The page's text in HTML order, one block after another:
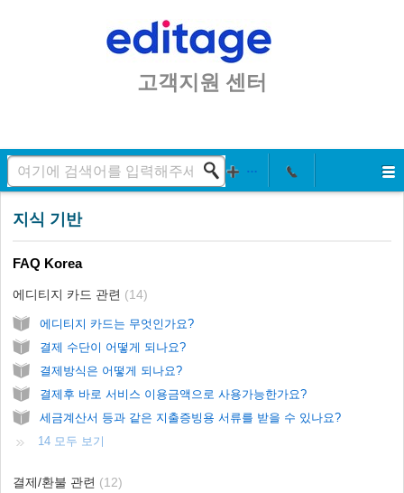
고객지원 센터
지식 기반
FAQ Korea
에디티지 카드 관련 14
에디티지 카드는 무엇인가요?
결제 수단이 어떻게 되나요?
결제방식은 어떻게 되나요?
결제후 바로 서비스 이용금액으로 사용가능한가요?
세금계산서 등과 같은 지출증빙용 서류를 받을 수 있나요?
14 모두 보기
결제/환불 관련 12